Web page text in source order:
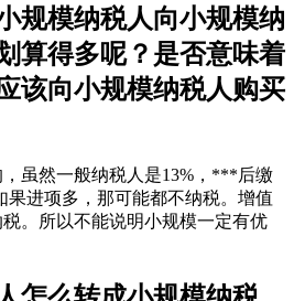
规模纳税人向小规模纳
算得多呢？是否意味着
该向小规模纳税人购买
虽然一般纳税人是13%，***后缴
果进项多，那可能都不纳税。增值
。所以不能说明小规模一定有优